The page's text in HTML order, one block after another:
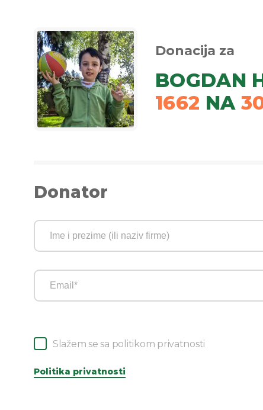
Donacija za
BOGDAN
1662 NA
Donator
Slažem se sa politikom privatnosti
Politika privatnosti